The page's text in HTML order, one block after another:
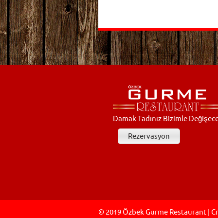
Damak Tadınız Bizimle
Rezervasyon
© 2019 Özbek Gurme Restaurant |